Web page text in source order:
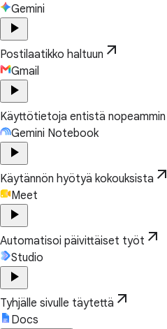
Gemini
play_arrow
Postilaatikko haltuun arrow_outward
Gmail
play_arrow
Käyttötietoja entistä nopeammin
Gemini Notebook
play_arrow
Käytännön hyötyä kokouksista arrow_outward
Meet
play_arrow
Automatisoi päivittäiset työt arrow_outward
Studio
play_arrow
Tyhjälle sivulle täytettä arrow_outward
Docs